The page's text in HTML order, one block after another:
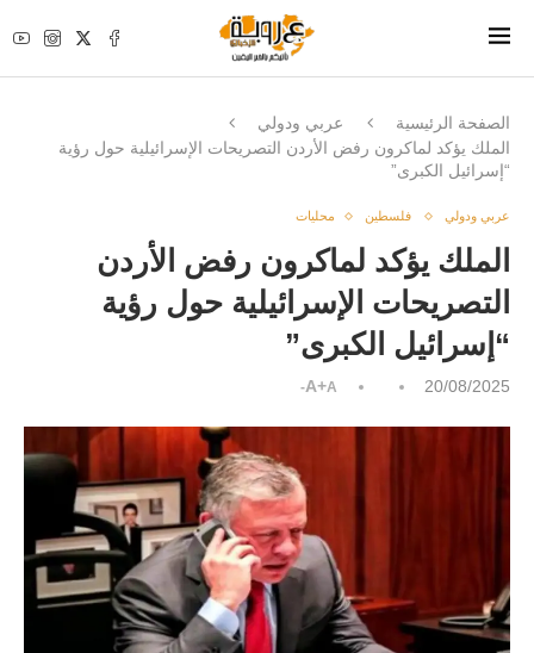
الصفحة الرئيسية
عربي ودولي
الملك يؤكد لماكرون رفض الأردن التصريحات الإسرائيلية حول رؤية
“إسرائيل الكبرى”
عربي ودولي فلسطين محليات
الملك يؤكد لماكرون رفض الأردن
التصريحات الإسرائيلية حول رؤية
“إسرائيل الكبرى”
20/08/2025
A+A-